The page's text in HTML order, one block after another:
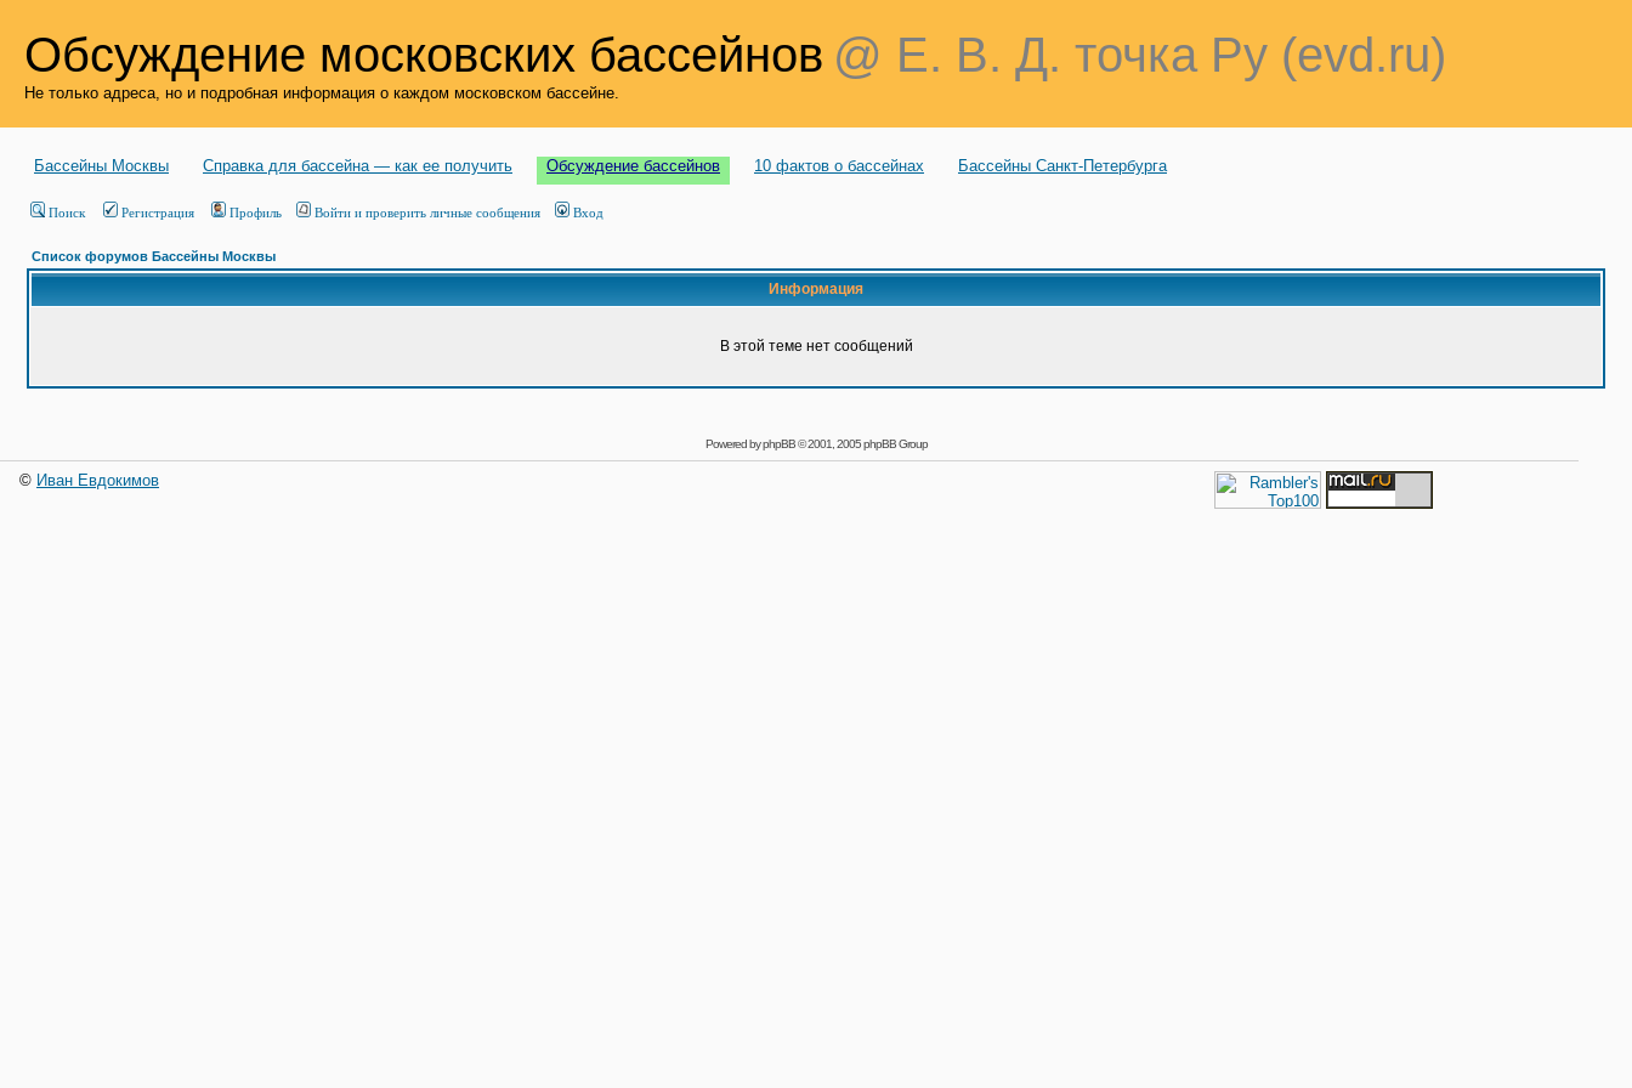
Обсуждение московских бассейнов @ Е. В. Д. точка Ру (evd.ru)
Не только адреса, но и подробная информация о каждом московском бассейне.
Бассейны Москвы Справка для бассейна — как ее получить Обсуждение бассейнов 10 фактов о бассейнах Бассейны Санкт-Петербурга
Поиск Регистрация Профиль Войти и проверить личные сообщения Вход
Список форумов Бассейны Москвы
Информация
В этой теме нет сообщений
Powered byphpBB© 2001, 2005 phpBB Group
© Иван Евдокимов